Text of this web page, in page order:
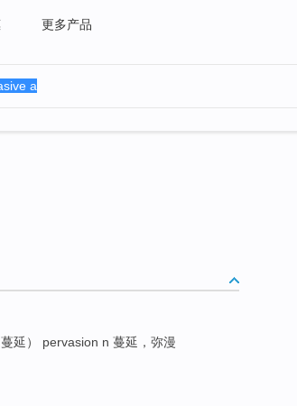
更多产品
延） pervasion n 蔓延，弥漫